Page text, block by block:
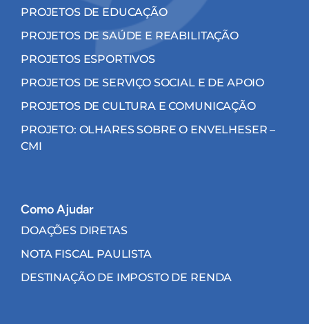
PROJETOS DE EDUCAÇÃO
PROJETOS DE SAÚDE E REABILITAÇÃO
PROJETOS ESPORTIVOS
PROJETOS DE SERVIÇO SOCIAL E DE APOIO
PROJETOS DE CULTURA E COMUNICAÇÃO
PROJETO: OLHARES SOBRE O ENVELHESER –
CMI
Como Ajudar
DOAÇÕES DIRETAS
NOTA FISCAL PAULISTA
DESTINAÇÃO DE IMPOSTO DE RENDA